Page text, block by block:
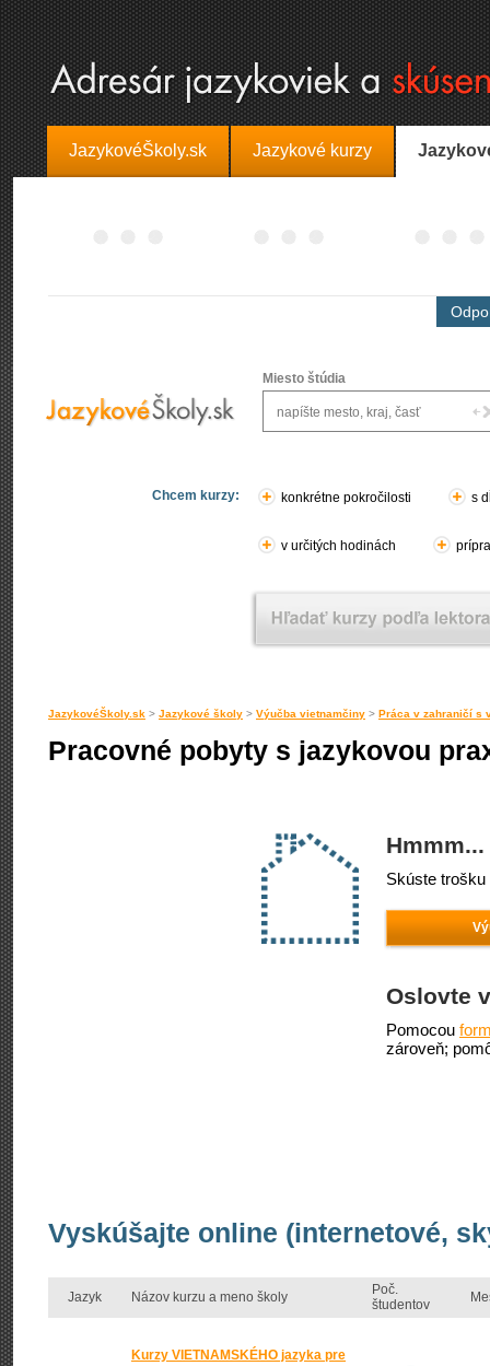
JazykovéŠkoly.sk Jazykové kurzy
Miesto štúdia
Chcem kurzy: konkrétne pokročilosti s
v určitých hodinách
JazykovéŠkoly.sk > Jazykové školy > Výučba vietnamčiny > Práca v zahraničí s
Pracovné pobyty s jazykovou
Skúste
Oslovte
Pomocou
zároveň;
Vyskúšajte online (internetové,
Jazyk Názov kurzu a meno školy
Poč.
študentov
Kurzy VIETNAMSKÉHO jazyka pre